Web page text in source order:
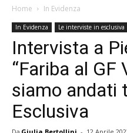
Home In Evidenza
In Evidenza Le interviste in esclusiva
Intervista a
“Fariba al GF
siamo andati
Esclusiva